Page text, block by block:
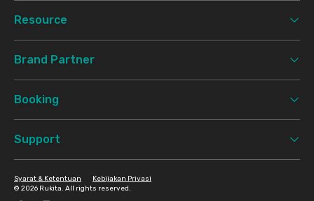
Resource
Brand Partner
Booking
Support
© 2026 Rukita. All rights reserved.
Syarat & Ketentuan Kebijakan Privasi